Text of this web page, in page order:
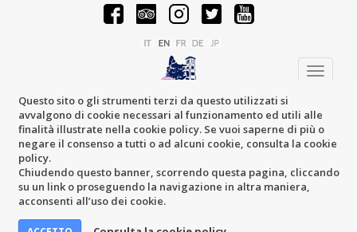
Questo sito o gli strumenti terzi da questo utilizzati si
avvalgono di cookie necessari al funzionamento ed utili alle
finalità illustrate nella cookie policy. Se vuoi saperne di più o
negare il consenso a tutti o ad alcuni cookie, consulta la cookie
policy.
Chiudendo questo banner, scorrendo questa pagina, cliccando
su un link o proseguendo la navigazione in altra maniera,
acconsenti all’uso dei cookie.
Toggle